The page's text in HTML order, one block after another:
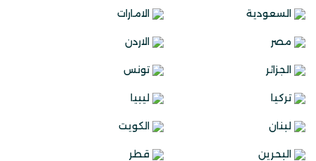
السعودية الامارات
مصر الاردن
الجزائر تونس
تركيا ليبيا
لبنان الكويت
البحرين قطر